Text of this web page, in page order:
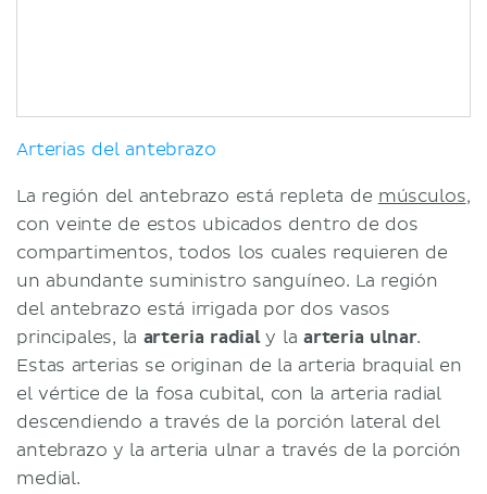
Arterias del antebrazo
La región del antebrazo está repleta de músculos,
con veinte de estos ubicados dentro de dos
compartimentos, todos los cuales requieren de
un abundante suministro sanguíneo. La región
del antebrazo está irrigada por dos vasos
principales, la arteria radialy la arteria ulnar.
Estas arterias se originan de la arteria braquial en
el vértice de la fosa cubital, con la arteria radial
descendiendo a través de la porción lateral del
antebrazo y la arteria ulnar a través de la porción
medial.